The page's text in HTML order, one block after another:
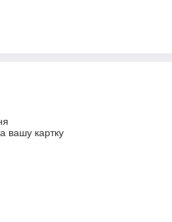
вашу картку